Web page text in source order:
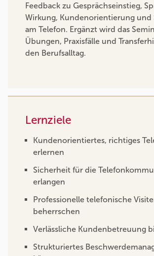
Feedback zu Gesprächseinstieg,
Wirkung, Kundenorientierung und
am Telefon. Ergänzt wird das
Übungen, Praxisfälle und
den Berufsalltag.
Lernziele
Kundenorientiertes, richtiges
erlernen
Sicherheit für die
erlangen
Professionelle telefonische
beherrschen
Verlässliche Kundenbetreuung
Strukturiertes